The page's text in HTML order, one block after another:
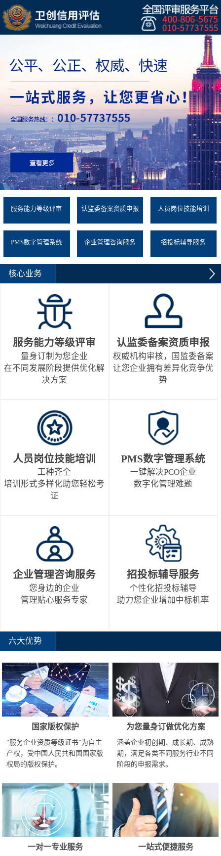
服务能力等级评审 认监委备案资质申报 人员岗位技能培训
PMS数字管理系统 企业管理咨询服务 招投标辅导服务
核心业务
服务能力等级评审
量身订制为您企业
在不同发展阶段提供优化解
决方案
认监委备案资质申报
权威机构审核，国监委备案
让您企业拥有差异化竞争优
势
人员岗位技能培训
工种齐全
培训形式多样化助您轻松考
证
PMS数字管理系统
一键解决PCO企业
数字化管理难题
企业管理咨询服务
您身边的企业
管理贴心服务专家
招投标辅导服务
个性化招投标辅导
助力您企业增加中标机率
六大优势
国家版权保护
“服务企业资质等级证书”为自主
产权，受中国人民共和国国家版
权局的版权保护。
为您量身订做优化方案
涵盖企业初创期、成长期、成熟
期，满足各类不同服务行业不同
阶段的申报需求。
一对一专业服务 一站式便捷服务